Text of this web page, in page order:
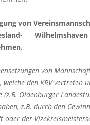
von
Wilhelmshaven
von
welche den KRV vertreten
(z.B. Oldenburger
z.B. durch den
oder der